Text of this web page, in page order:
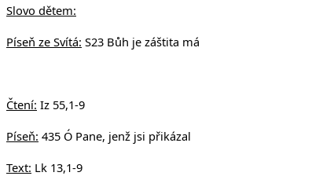
Slovo dětem:
Píseň ze Svítá: S23 Bůh je záštita má
Čtení: Iz 55,1-9
Píseň: 435 Ó Pane, jenž jsi přikázal
Text: Lk 13,1-9